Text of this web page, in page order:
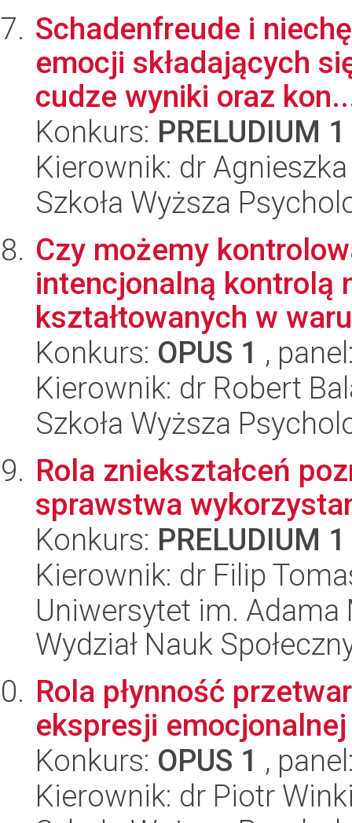
Schadenfreude i
emocji składających
cudze wyniki oraz
Konkurs: PRELUDIUM 1
Kierownik: dr
Szkoła Wyższa
Czy możemy
intencjonalną kontrolą
kształtowanych w
Konkurs: OPUS 1 ,
Kierownik: dr Robert
Szkoła Wyższa
Rola zniekształceń
sprawstwa
Konkurs: PRELUDIUM 1
Kierownik: dr Filip
Uniwersytet im.
Wydział Nauk
Rola płynność
ekspresji
Konkurs: OPUS 1 ,
Kierownik: dr Piotr